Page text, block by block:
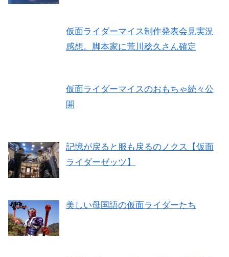
仮面ライダーマイス制作発表会見実況
感想。脚本家に荒川稔久さん確定
仮面ライダーマイスのおもちゃ続々公
開
記憶が戻ると服も戻るのノクス【仮面
ライダーゼッツ】
美しい母国語の仮面ライダーたち